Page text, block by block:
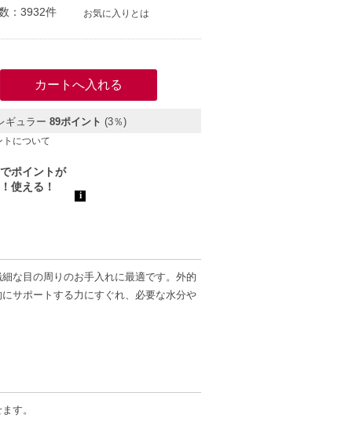
：3932件 お気に入りとは
ギュラー 89ポイント (3％)
トについて
な目の周りのお手入れに最適です。外的
サポートする力にすぐれ、必要な水分や
す。予めご了承下さい。
す。